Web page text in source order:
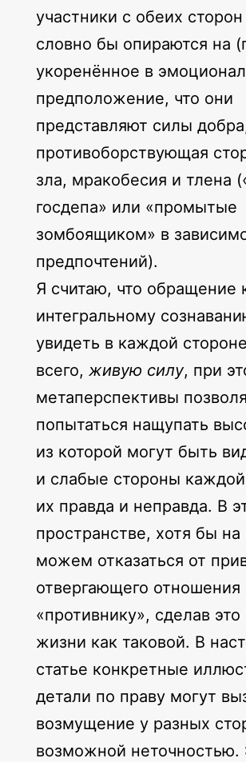
участники с обеих
словно бы опираются на
укоренённое в
предположение, что они
представляют силы
противоборствующая
зла, мракобесия и тлена
госдепа» или «промытые
зомбоящиком» в
предпочтений).
Я считаю, что обращение
интегральному
увидеть в каждой
всего, живую силу, при
метаперспективы
попытаться нащупать
из которой могут быть
и слабые стороны каждой
их правда и неправда. В
пространстве, хотя бы
можем отказаться от
отвергающего отношения
«противнику», сделав
жизни как таковой. В
статье конкретные
детали по праву могут
возмущение у разных
возможной неточностью.